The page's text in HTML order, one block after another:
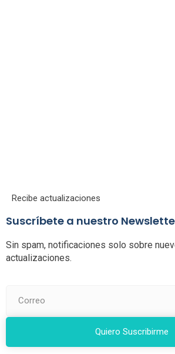
Recibe actualizaciones
Suscríbete a nuestro
Sin spam, notificaciones solo sobre
actualizaciones.
Quiero Suscribirme